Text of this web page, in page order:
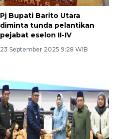
Pj Bupati Barito Utara
diminta tunda pelantikan
pejabat eselon II-IV
23 September 2025 9:28 WIB